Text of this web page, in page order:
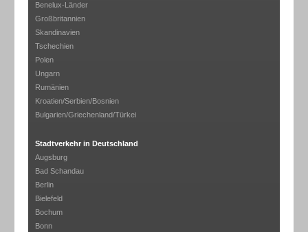
Benelux-Länder
Großbritannien
Skandinavien
Tschechien
Polen
Ungarn
Rumänien
Kroatien/Serbien/Bosnien
Bulgarien/Griechenland/Türkei
Stadtverkehr in Deutschland
Augsburg
Bad Schandau
Berlin
Bielefeld
Bochum
Bonn